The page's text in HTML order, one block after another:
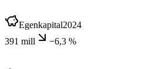
Egenkapital2024
391 mill
−6,3 %